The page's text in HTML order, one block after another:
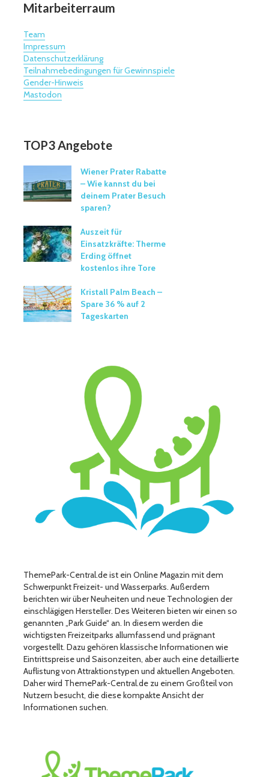
Mitarbeiterraum
Team
Impressum
Datenschutzerklärung
Teilnahmebedingungen für Gewinnspiele
Gender-Hinweis
Mastodon
TOP3 Angebote
Wiener Prater Rabatte
– Wie kannst du bei
deinem Prater Besuch
sparen?
Auszeit für
Einsatzkräfte: Therme
Erding öffnet
kostenlos ihre Tore
Kristall Palm Beach –
Spare 36 % auf 2
Tageskarten
ThemePark-Central.de ist ein Online Magazin mit dem
Schwerpunkt Freizeit- und Wasserparks. Außerdem
berichten wir über Neuheiten und neue Technologien der
einschlägigen Hersteller. Des Weiteren bieten wir einen so
genannten „Park Guide“ an. In diesem werden die
wichtigsten Freizeitparks allumfassend und prägnant
vorgestellt. Dazu gehören klassische Informationen wie
Eintrittspreise und Saisonzeiten, aber auch eine detaillierte
Auflistung von Attraktionstypen und aktuellen Angeboten.
Daher wird ThemePark-Central.de zu einem Großteil von
Nutzern besucht, die diese kompakte Ansicht der
Informationen suchen.